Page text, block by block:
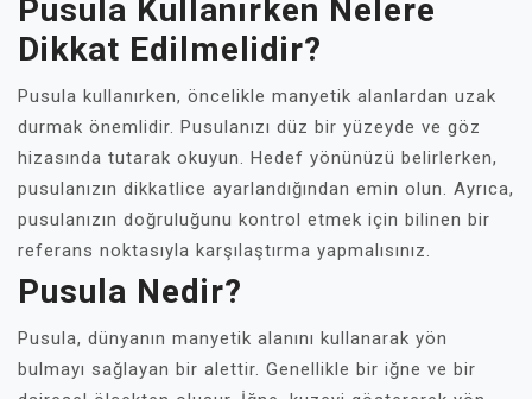
Pusula Kullanırken Nelere
Dikkat Edilmelidir?
Pusula kullanırken, öncelikle manyetik alanlardan uzak
durmak önemlidir. Pusulanızı düz bir yüzeyde ve göz
hizasında tutarak okuyun. Hedef yönünüzü belirlerken,
pusulanızın dikkatlice ayarlandığından emin olun. Ayrıca,
pusulanızın doğruluğunu kontrol etmek için bilinen bir
referans noktasıyla karşılaştırma yapmalısınız.
Pusula Nedir?
Pusula, dünyanın manyetik alanını kullanarak yön
bulmayı sağlayan bir alettir. Genellikle bir iğne ve bir